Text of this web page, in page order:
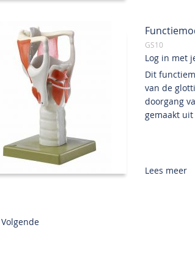
GS10
Log in met
Dit
van de
doorgang
gemaakt
Lees meer
momenteel pagina
Volgende